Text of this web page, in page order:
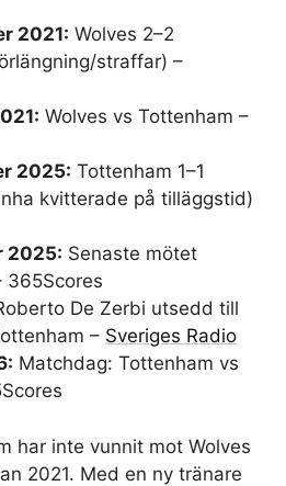
2021: Wolves 2–2
straffar) –
Wolves vs Tottenham –
2025: Tottenham 1–1
kvitterade på tilläggstid)
2025: Senaste mötet
365Scores
De Zerbi utsedd till
– Sveriges Radio
Matchdag: Tottenham vs
har inte vunnit mot Wolves
2021. Med en ny tränare